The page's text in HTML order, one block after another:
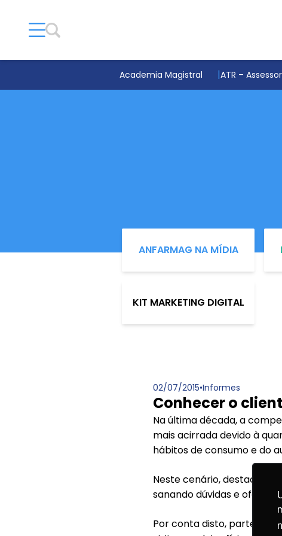
Academia Magistral ATR –
ANFARMAG NA MÍDIA
KIT MARKETING DIGITAL
02/07/2015•Informes
Conhecer o
Na última década, a
mais acirrada devido à
hábitos de consumo e do
Neste cenário, destaca-
sanando dúvidas e
Por conta disto, parte dos